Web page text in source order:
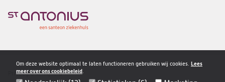
Om deze website optimaal te laten functioneren gebruiken wij cookies. Lees
meer over ons cookiebeleid.
Privacy & veiligheid